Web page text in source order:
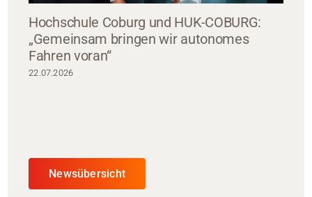
Hochschule Coburg und HUK-COBURG:
„Gemeinsam bringen wir autonomes
Fahren voran“
22.07.2026
Newsübersicht